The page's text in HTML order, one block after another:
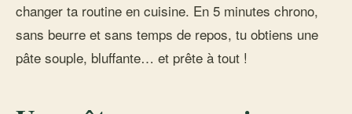
changer ta routine en cuisine. En 5 minutes chrono,
sans beurre et sans temps de repos, tu obtiens une
pâte souple, bluffante… et prête à tout !